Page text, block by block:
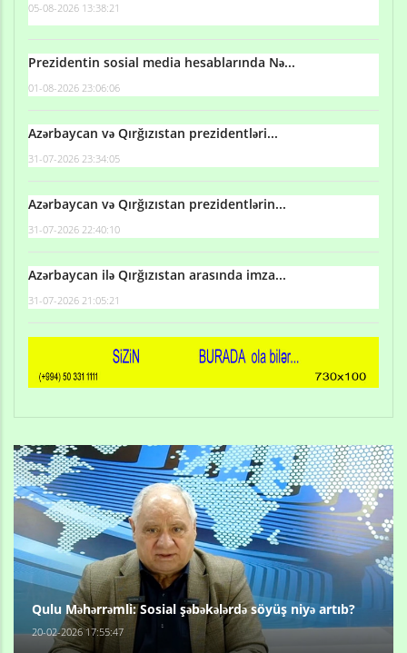
05-08-2026 13:38:21
Prezidentin sosial media hesablarında Nə...
01-08-2026 23:06:06
Azərbaycan və Qırğızıstan prezidentləri...
31-07-2026 23:34:05
Azərbaycan və Qırğızıstan prezidentlərin...
31-07-2026 22:40:10
Azərbaycan ilə Qırğızıstan arasında imza...
31-07-2026 21:05:21
Qulu Məhərrəmli: Sosial şəbəkələrdə söyüş niyə artıb?
20-02-2026 17:55:47